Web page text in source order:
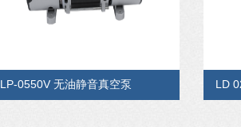
LP-0550V 无油静音真空泵 LD